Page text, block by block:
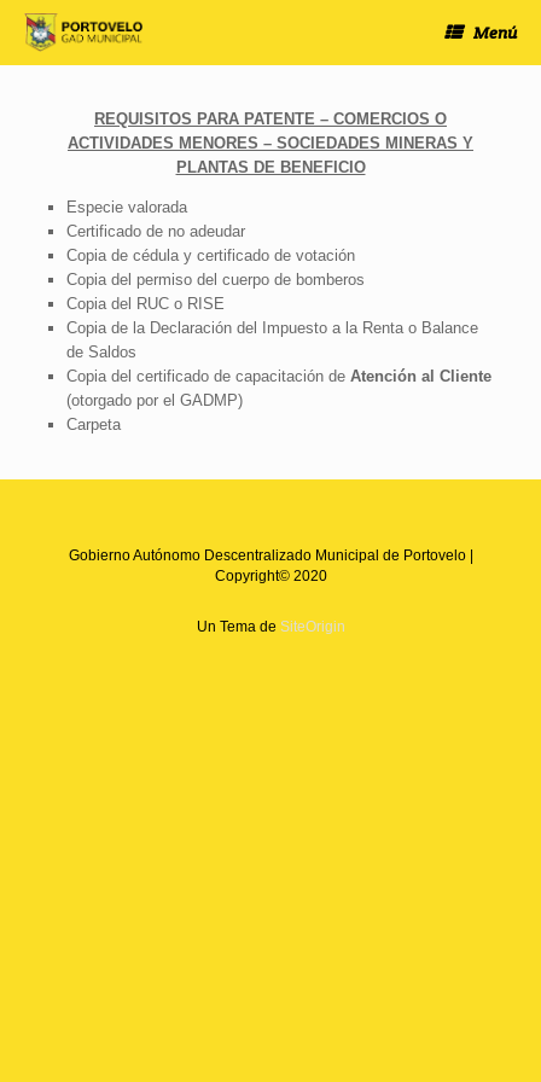
Saltar
contenido
Menú
REQUISITOS PARA PATENTE – COMERCIOS O
ACTIVIDADES MENORES – SOCIEDADES MINERAS Y
PLANTAS DE BENEFICIO
Especie valorada
Certificado de no adeudar
Copia de cédula y certificado de votación
Copia del permiso del cuerpo de bomberos
Copia del RUC o RISE
Copia de la Declaración del Impuesto a la Renta o Balance
de Saldos
Copia del certificado de capacitación de Atención al Cliente
(otorgado por el GADMP)
Carpeta
Gobierno Autónomo Descentralizado Municipal de Portovelo |
Copyright© 2020
Un Tema de SiteOrigin